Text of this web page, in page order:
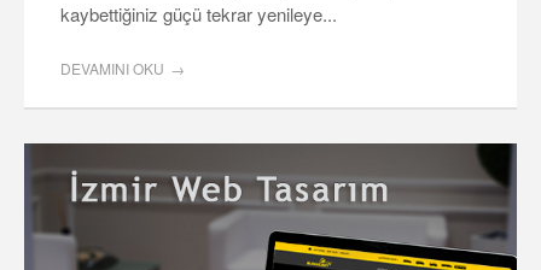
kaybettiğiniz güçü tekrar yenileye...
DEVAMINI OKU